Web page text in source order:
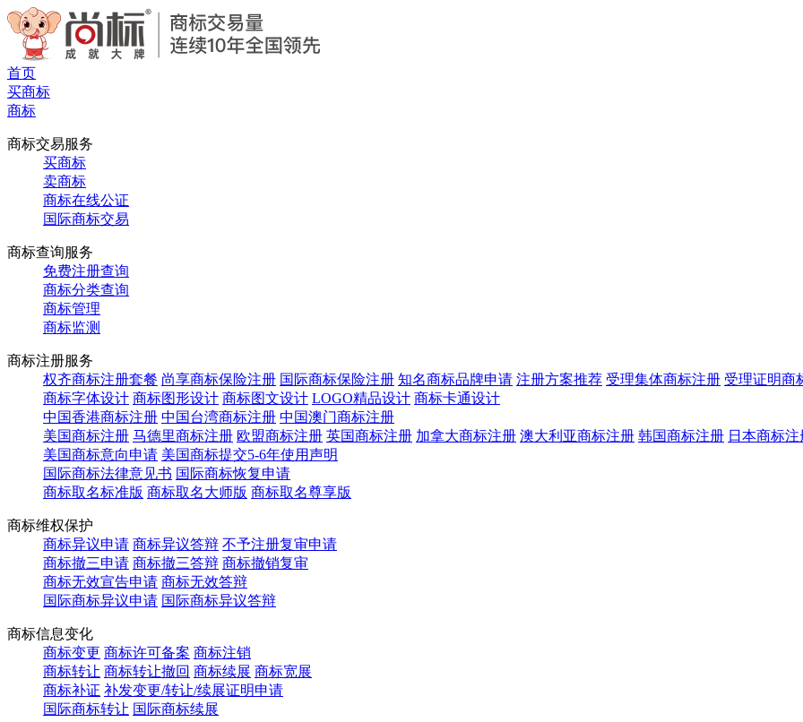
首页
买商标
商标
商标交易服务
买商标
卖商标
商标在线公证
国际商标交易
商标查询服务
免费注册查询
商标分类查询
商标管理
商标监测
商标注册服务
权齐商标注册套餐 尚享商标保险注册 国际商标保险注册 知名商标品牌申请 注册方案推荐 受理集体商标注册 受理证明商
商标字体设计 商标图形设计 商标图文设计 LOGO精品设计 商标卡通设计
中国香港商标注册 中国台湾商标注册 中国澳门商标注册
美国商标注册 马德里商标注册 欧盟商标注册 英国商标注册 加拿大商标注册 澳大利亚商标注册 韩国商标注册 日本商标注
美国商标意向申请 美国商标提交5-6年使用声明
国际商标法律意见书 国际商标恢复申请
商标取名标准版 商标取名大师版 商标取名尊享版
商标维权保护
商标异议申请 商标异议答辩 不予注册复审申请
商标撤三申请 商标撤三答辩 商标撤销复审
商标无效宣告申请 商标无效答辩
国际商标异议申请 国际商标异议答辩
商标信息变化
商标变更 商标许可备案 商标注销
商标转让 商标转让撤回 商标续展 商标宽展
商标补证 补发变更/转让/续展证明申请
国际商标转让 国际商标续展